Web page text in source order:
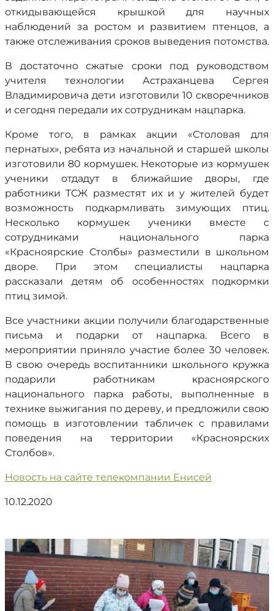
откидывающейся крышкой для научных
наблюдений за ростом и развитием птенцов, а
также отслеживания сроков выведения потомства.
В достаточно сжатые сроки под руководством
учителя технологии Астраханцева Сергея
Владимировича дети изготовили 10 скворечников
и сегодня передали их сотрудникам нацпарка.
Кроме того, в рамках акции «Столовая для
пернатых», ребята из начальной и старшей школы
изготовили 80 кормушек. Некоторые из кормушек
ученики отдадут в ближайшие дворы, где
работники ТСЖ разместят их и у жителей будет
возможность подкармливать зимующих птиц.
Несколько кормушек ученики вместе с
сотрудниками национального парка
«Красноярские Столбы» разместили в школьном
дворе. При этом специалисты нацпарка
рассказали детям об особенностях подкормки
птиц зимой.
Все участники акции получили благодарственные
письма и подарки от нацпарка. Всего в
мероприятии приняло участие более 30 человек.
В свою очередь воспитанники школьного кружка
подарили работникам красноярского
национального парка работы, выполненные в
технике выжигания по дереву, и предложили свою
помощь в изготовлении табличек с правилами
поведения на территории «Красноярских
Столбов».
Новость на сайте телекомпании Енисей
10.12.2020